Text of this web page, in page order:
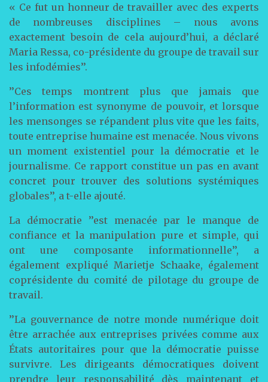
« Ce fut un honneur de travailler avec des experts
de nombreuses disciplines – nous avons
exactement besoin de cela aujourd’hui, a déclaré
Maria Ressa, co-présidente du groupe de travail sur
les infodémies’’.
’’Ces temps montrent plus que jamais que
l’information est synonyme de pouvoir, et lorsque
les mensonges se répandent plus vite que les faits,
toute entreprise humaine est menacée. Nous vivons
un moment existentiel pour la démocratie et le
journalisme. Ce rapport constitue un pas en avant
concret pour trouver des solutions systémiques
globales’’, a t-elle ajouté.
La démocratie ’’est menacée par le manque de
confiance et la manipulation pure et simple, qui
ont une composante informationnelle’’, a
également expliqué Marietje Schaake, également
coprésidente du comité de pilotage du groupe de
travail.
’’La gouvernance de notre monde numérique doit
être arrachée aux entreprises privées comme aux
États autoritaires pour que la démocratie puisse
survivre. Les dirigeants démocratiques doivent
prendre leur responsabilité dès maintenant et